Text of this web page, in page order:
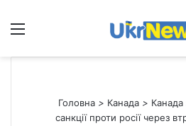
Меню
Головна > Канада > Канада
санкції проти росії через